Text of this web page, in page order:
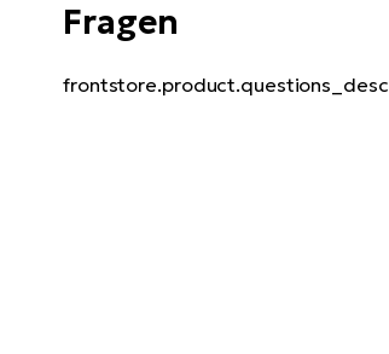
Fragen
frontstore.product.questions_desc